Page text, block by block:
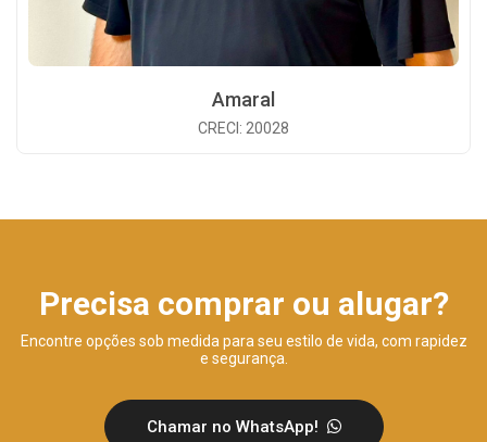
Amaral
CRECI: 20028
Precisa comprar ou alugar?
Encontre opções sob medida para seu estilo de vida, com rapidez
e segurança.
Chamar no WhatsApp!